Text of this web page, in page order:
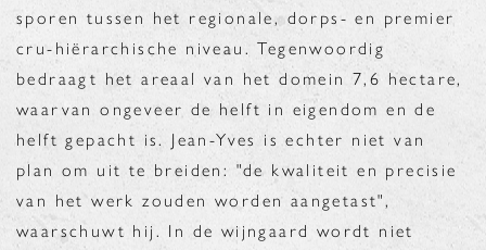
sporen tussen het regionale, dorps- en premier
cru-hiërarchische niveau. Tegenwoordig
bedraagt het areaal van het domein 7,6 hectare,
waarvan ongeveer de helft in eigendom en de
helft gepacht is. Jean-Yves is echter niet van
plan om uit te breiden: "de kwaliteit en precisie
van het werk zouden worden aangetast",
waarschuwt hij. In de wijngaard wordt niet